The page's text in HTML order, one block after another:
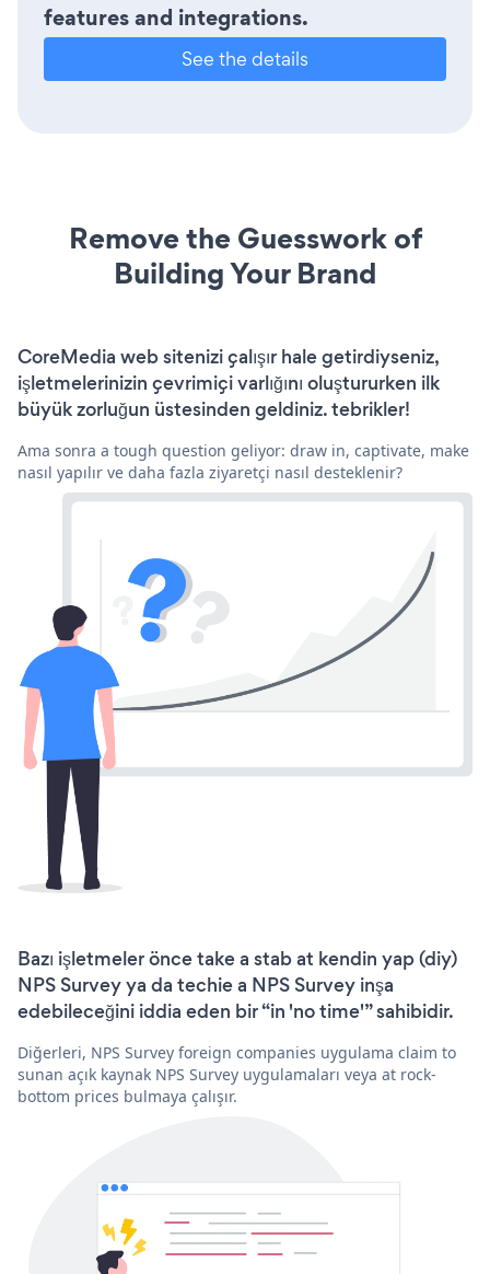
features and integrations.
See the details
Remove the Guesswork of
Building Your Brand
CoreMedia web sitenizi çalışır hale getirdiyseniz,
işletmelerinizin çevrimiçi varlığını oluştururken ilk
büyük zorluğun üstesinden geldiniz. tebrikler!
Ama sonra a tough question geliyor: draw in, captivate, make
nasıl yapılır ve daha fazla ziyaretçi nasıl desteklenir?
Bazı işletmeler önce take a stab at kendin yap (diy)
NPS Survey ya da techie a NPS Survey inşa
edebileceğini iddia eden bir “in 'no time'” sahibidir.
Diğerleri, NPS Survey foreign companies uygulama claim to
sunan açık kaynak NPS Survey uygulamaları veya at rock-
bottom prices bulmaya çalışır.